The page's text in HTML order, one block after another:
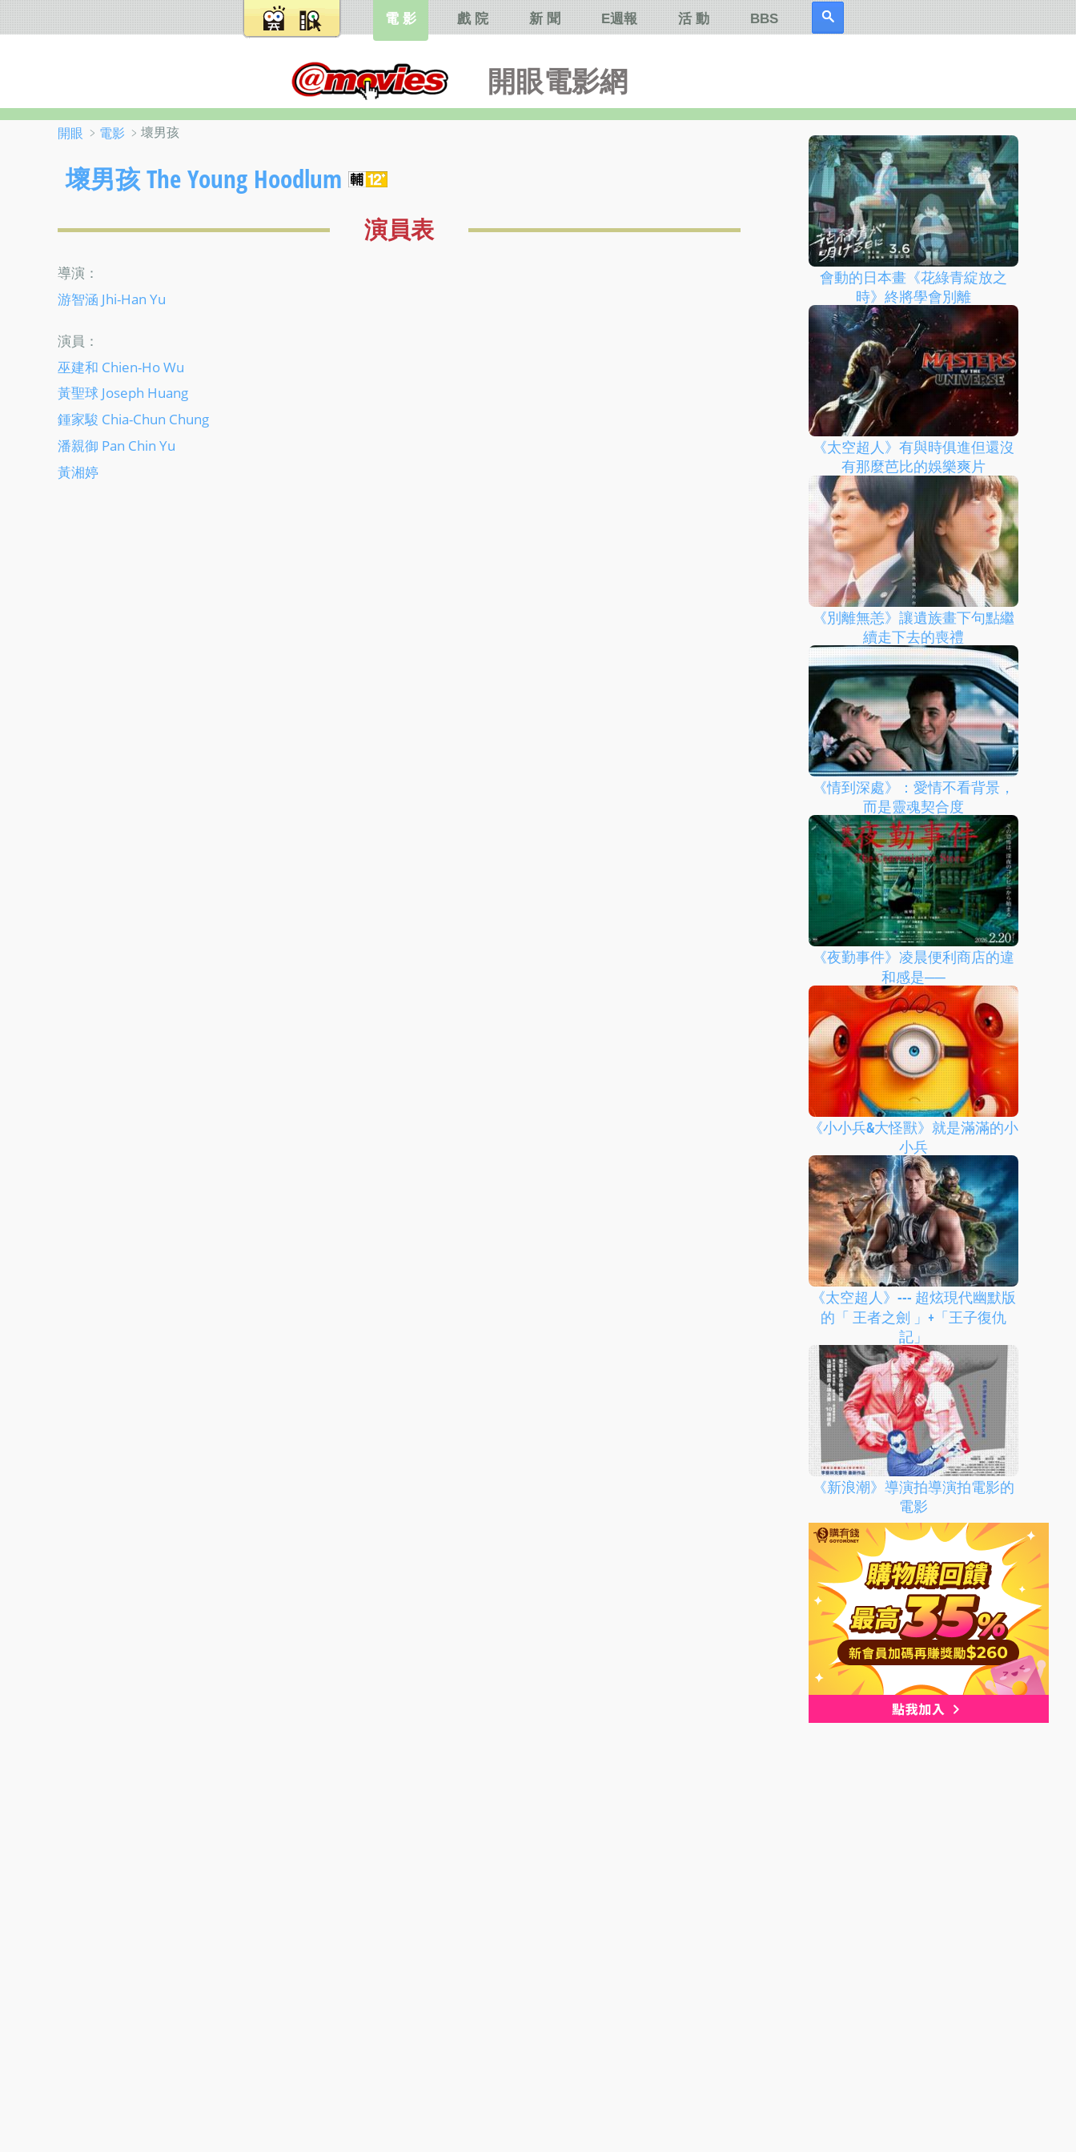
開眼電影網
電 影 戲 院 新 聞 E週報 活 動 BBS
開眼 ﹥ 電影 ﹥壞男孩
壞男孩 The Young Hoodlum
演員表
導演：
游智涵 Jhi-Han Yu
演員：
巫建和 Chien-Ho Wu
黃聖球 Joseph Huang
鍾家駿 Chia-Chun Chung
潘親御 Pan Chin Yu
黃湘婷
會動的日本畫《花綠青綻放之
時》終將學會別離
《太空超人》有與時俱進但還沒
有那麼芭比的娛樂爽片
《別離無恙》讓遺族畫下句點繼
續走下去的喪禮
《情到深處》：愛情不看背景，
而是靈魂契合度
《夜勤事件》凌晨便利商店的違
和感是──
《小小兵&大怪獸》就是滿滿的小
小兵
《太空超人》--- 超炫現代幽默版
的「 王者之劍 」+「王子復仇
記」
《新浪潮》導演拍導演拍電影的
電影